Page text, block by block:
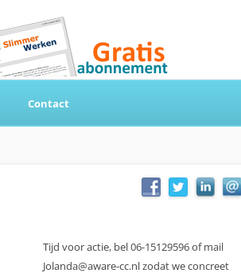
Contact
Tijd voor actie, bel 06-15129596 of mail
Jolanda@aware-cc.nl zodat we concreet